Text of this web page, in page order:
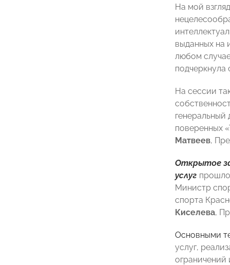
На мой
выданных на
любом
подчеркнула
На сессии
генеральный
поверенных
Матвеев,
Открытое
услуг
Министр
спорта
Киселева,
Основными
услуг,
ограничений